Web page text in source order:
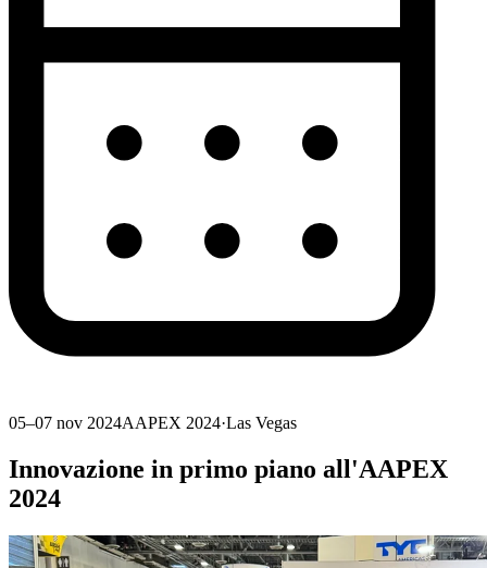
05–07 nov 2024AAPEX 2024·Las Vegas
Innovazione in primo piano all'AAPEX
2024